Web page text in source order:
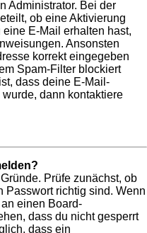
Administrator. Bei der
ob eine Aktivierung
E-Mail erhalten hast,
Ansonsten
korrekt eingegeben
Spam-Filter blockiert
dass deine E-Mail-
dann kontaktiere
Prüfe zunächst, ob
Passwort richtig sind. Wenn
einen Board-
dass du nicht gesperrt
dass ein